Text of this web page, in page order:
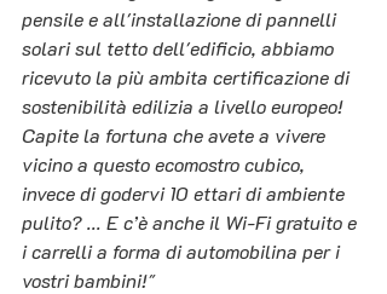
pensile e all'installazione di pannelli
solari sul tetto dell'edificio, abbiamo
ricevuto la più ambita certificazione di
sostenibilità edilizia a livello europeo!
Capite la fortuna che avete a vivere
vicino a questo ecomostro cubico,
invece di godervi 10 ettari di ambiente
pulito? ... E c’è anche il Wi-Fi gratuito e
i carrelli a forma di automobilina per i
vostri bambini!"